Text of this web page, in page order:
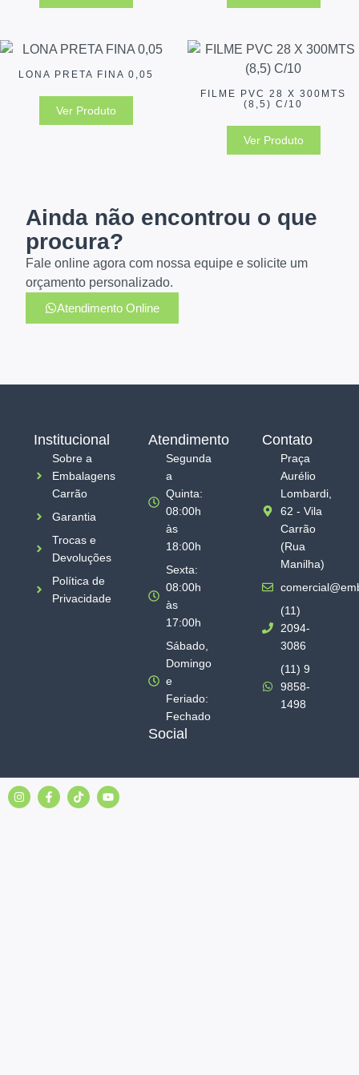
LONA PRETA FINA 0,05
Ver Produto
FILME PVC 28 X 300MTS
(8,5) C/10
Ver Produto
Ainda não encontrou o que
procura?
Fale online agora com nossa equipe e solicite um
orçamento personalizado.
Atendimento Online
Institucional
Sobre a
Embalagens
Carrão
Garantia
Trocas e
Devoluções
Política de
Privacidade
Atendimento
Segunda
a
Quinta:
08:00h
às
18:00h
Sexta:
08:00h
às
17:00h
Sábado,
Domingo
e
Feriado:
Fechado
Social
Contato
Praça
Aurélio
Lombardi,
62 - Vila
Carrão
(Rua
Manilha)
(11)
2094-
3086
(11) 9
9858-
1498